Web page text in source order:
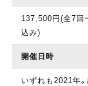
137,500円(全7回
込み)
開催日時
いずれも2021年